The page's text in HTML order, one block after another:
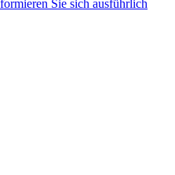
Sie sich ausführlich